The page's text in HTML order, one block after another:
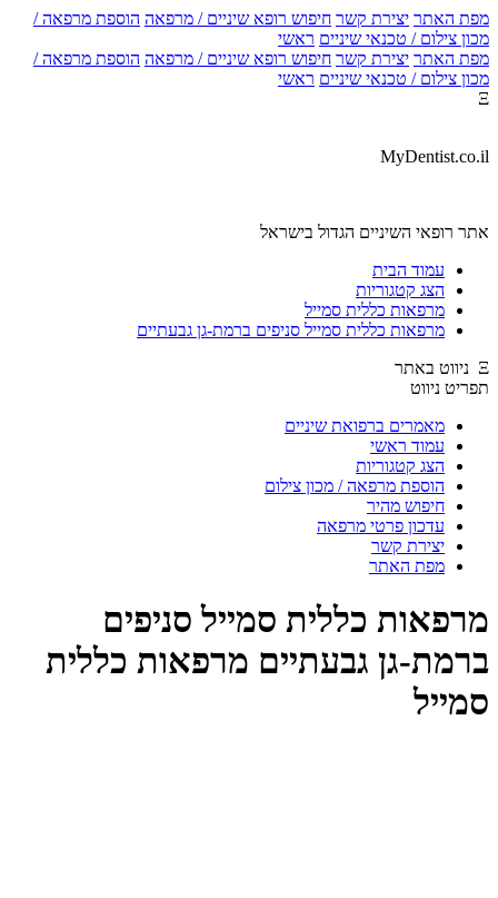
האתר יצירת קשר חיפוש רופא שיניים / מרפאה הוספת מרפאה /
צילום / טכנאי שיניים ראשי
האתר יצירת קשר חיפוש רופא שיניים / מרפאה הוספת מרפאה /
צילום / טכנאי שיניים ראשי
רופאי השיניים הגדול בישראל
עמוד הבית
הצג קטגוריות
מרפאות כללית סמייל
מרפאות כללית סמייל סניפים ברמת-גן גבעתיים
ניווט
מאמרים ברפואת שיניים
עמוד ראשי
הצג קטגוריות
הוספת מרפאה / מכון צילום
חיפוש מהיר
עדכון פרטי מרפאה
יצירת קשר
מפת האתר
כללית סמייל סניפים
גן גבעתיים מרפאות כללית